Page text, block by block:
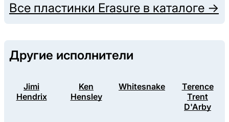
Все пластинки Erasure в каталоге →
Другие исполнители
Jimi
Hendrix
Ken
Hensley
Whitesnake
Terence
Trent
D'Arby